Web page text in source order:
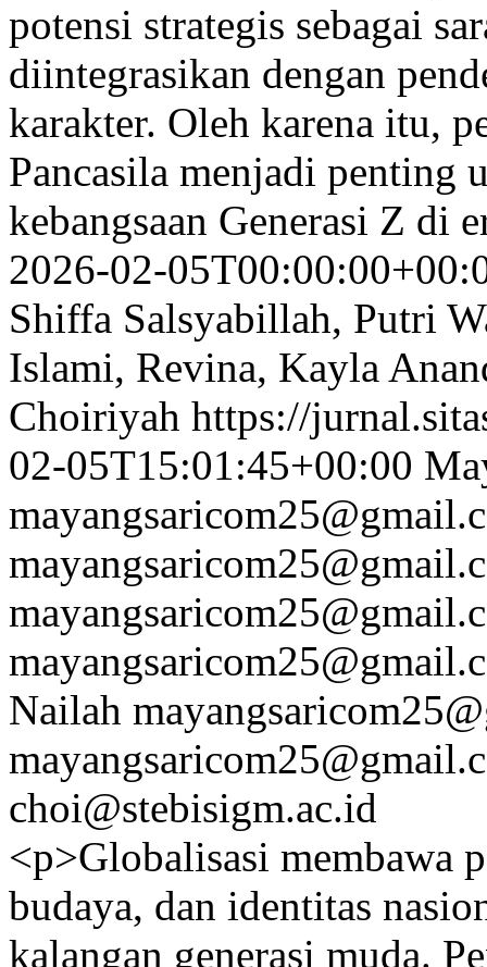
potensi strategis sebagai
diintegrasikan dengan
karakter. Oleh karena itu,
Pancasila menjadi penting
kebangsaan Generasi Z di
2026-02-
Shiffa Salsyabillah, Putri
Islami, Revina, Kayla
Choiriyah https://
02-05T15:01:45+00:00
Nailah
choi@stebisigm.ac.id
<p>Globalisasi membawa
budaya, dan identitas
kalangan generasi muda.